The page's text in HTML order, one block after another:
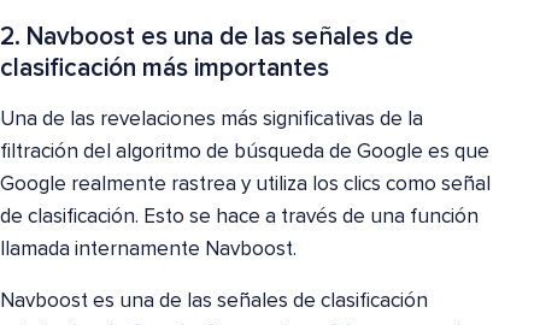
2. Navboost es una de las señales de
clasificación más importantes
Una de las revelaciones más significativas de la
filtración del algoritmo de búsqueda de Google es que
Google realmente rastrea y utiliza los clics como señal
de clasificación. Esto se hace a través de una función
llamada internamente Navboost.
Navboost es una de las señales de clasificación